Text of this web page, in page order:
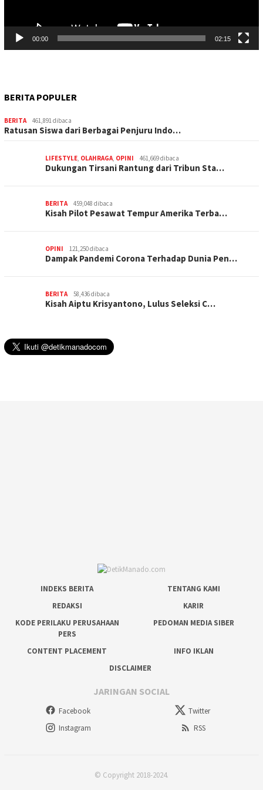
00:00 02:15
BERITA POPULER
BERITA 461,891 dibaca
Ratusan Siswa dari Berbagai Penjuru Indo…
LIFESTYLE, OLAHRAGA, OPINI 461,669 dibaca
Dukungan Tirsani Rantung dari Tribun Sta…
BERITA 459,048 dibaca
Kisah Pilot Pesawat Tempur Amerika Terba…
OPINI 121,250 dibaca
Dampak Pandemi Corona Terhadap Dunia Pen…
BERITA 58,436 dibaca
Kisah Aiptu Krisyantono, Lulus Seleksi C…
INDEKS BERITA
TENTANG KAMI
REDAKSI
KARIR
KODE PERILAKU PERUSAHAAN
PERS
PEDOMAN MEDIA SIBER
CONTENT PLACEMENT
INFO IKLAN
DISCLAIMER
JARINGAN SOCIAL
Facebook
Twitter
Instagram
RSS
© Copyright 2018-2024.